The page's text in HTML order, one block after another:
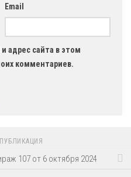
Email
адрес сайта в этом
комментариев.
107 от 6 октября 2024